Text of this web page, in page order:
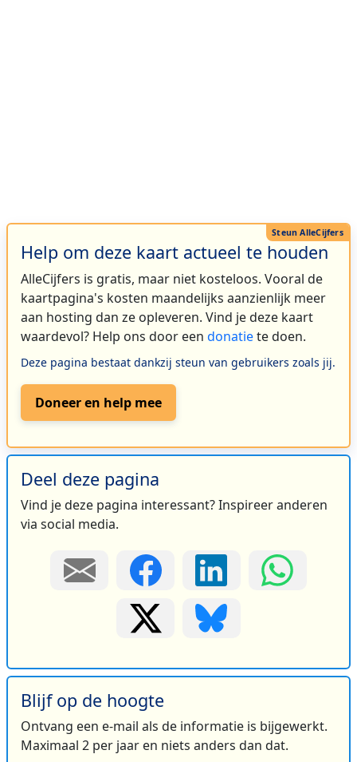
Help om deze kaart actueel te houden
AlleCijfers is gratis, maar niet kosteloos. Vooral de
kaartpagina's kosten maandelijks aanzienlijk meer
aan hosting dan ze opleveren. Vind je deze kaart
waardevol? Help ons door een donatiete doen.
Deze pagina bestaat dankzij steun van gebruikers zoals jij.
Doneer en help mee
Deel deze pagina
Vind je deze pagina interessant? Inspireer anderen
via social media.
Blijf op de hoogte
Ontvang een e-mail als de informatie is bijgewerkt.
Maximaal 2 per jaar en niets anders dan dat.